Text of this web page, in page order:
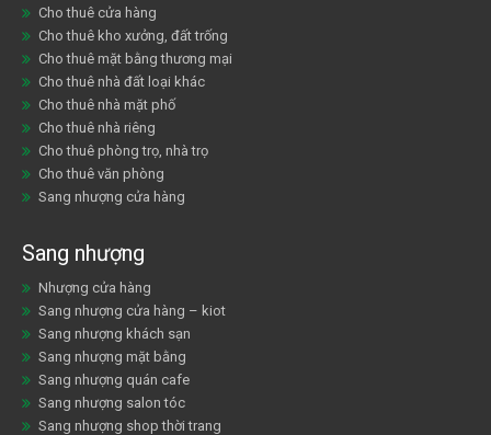
Cho thuê cửa hàng
Cho thuê kho xưởng, đất trống
Cho thuê mặt bằng thương mại
Cho thuê nhà đất loại khác
Cho thuê nhà mặt phố
Cho thuê nhà riêng
Cho thuê phòng trọ, nhà trọ
Cho thuê văn phòng
Sang nhượng cửa hàng
Sang nhượng
Nhượng cửa hàng
Sang nhượng cửa hàng – kiot
Sang nhượng khách sạn
Sang nhượng mặt bằng
Sang nhượng quán cafe
Sang nhượng salon tóc
Sang nhượng shop thời trang